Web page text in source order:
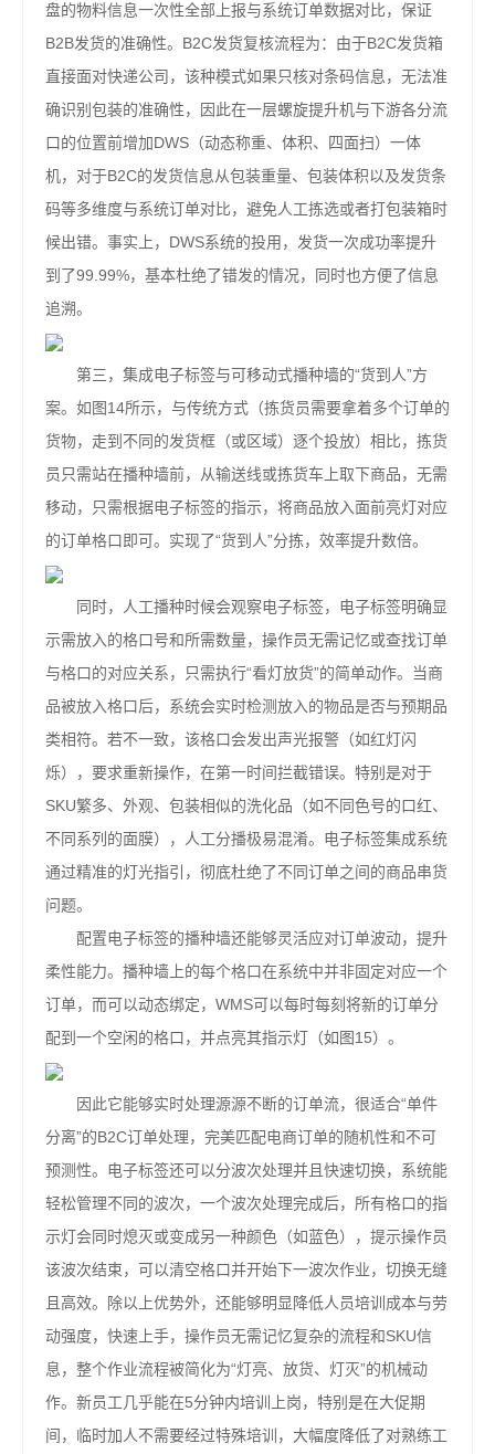
盘的物料信息一次性全部上报与系统订单数据对比，保证
B2B发货的准确性。B2C发货复核流程为：由于B2C发货箱
直接面对快递公司，该种模式如果只核对条码信息，无法准
确识别包装的准确性，因此在一层螺旋提升机与下游各分流
口的位置前增加DWS（动态称重、体积、四面扫）一体
机，对于B2C的发货信息从包装重量、包装体积以及发货条
码等多维度与系统订单对比，避免人工拣选或者打包装箱时
候出错。事实上，DWS系统的投用，发货一次成功率提升
到了99.99%，基本杜绝了错发的情况，同时也方便了信息
追溯。
第三，集成电子标签与可移动式播种墙的“货到人”方
案。如图14所示，与传统方式（拣货员需要拿着多个订单的
货物，走到不同的发货框（或区域）逐个投放）相比，拣货
员只需站在播种墙前，从输送线或拣货车上取下商品，无需
移动，只需根据电子标签的指示，将商品放入面前亮灯对应
的订单格口即可。实现了“货到人”分拣，效率提升数倍。
同时，人工播种时候会观察电子标签，电子标签明确显
示需放入的格口号和所需数量，操作员无需记忆或查找订单
与格口的对应关系，只需执行“看灯放货”的简单动作。当商
品被放入格口后，系统会实时检测放入的物品是否与预期品
类相符。若不一致，该格口会发出声光报警（如红灯闪
烁），要求重新操作，在第一时间拦截错误。特别是对于
SKU繁多、外观、包装相似的洗化品（如不同色号的口红、
不同系列的面膜），人工分播极易混淆。电子标签集成系统
通过精准的灯光指引，彻底杜绝了不同订单之间的商品串货
问题。
配置电子标签的播种墙还能够灵活应对订单波动，提升
柔性能力。播种墙上的每个格口在系统中并非固定对应一个
订单，而可以动态绑定，WMS可以每时每刻将新的订单分
配到一个空闲的格口，并点亮其指示灯（如图15）。
因此它能够实时处理源源不断的订单流，很适合“单件
分离”的B2C订单处理，完美匹配电商订单的随机性和不可
预测性。电子标签还可以分波次处理并且快速切换，系统能
轻松管理不同的波次，一个波次处理完成后，所有格口的指
示灯会同时熄灭或变成另一种颜色（如蓝色），提示操作员
该波次结束，可以清空格口并开始下一波次作业，切换无缝
且高效。除以上优势外，还能够明显降低人员培训成本与劳
动强度，快速上手，操作员无需记忆复杂的流程和SKU信
息，整个作业流程被简化为“灯亮、放货、灯灭”的机械动
作。新员工几乎能在5分钟内培训上岗，特别是在大促期
间，临时加人不需要经过特殊培训，大幅度降低了对熟练工